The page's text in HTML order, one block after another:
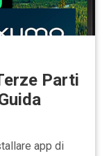
Parti
app di